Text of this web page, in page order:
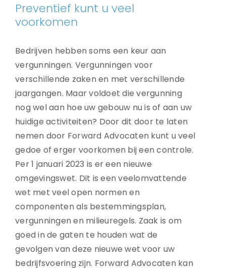
Preventief kunt u veel
voorkomen
Bedrijven hebben soms een keur aan
vergunningen. Vergunningen voor
verschillende zaken en met verschillende
jaargangen. Maar voldoet die vergunning
nog wel aan hoe uw gebouw nu is of aan uw
huidige activiteiten? Door dit door te laten
nemen door Forward Advocaten kunt u veel
gedoe of erger voorkomen bij een controle.
Per 1 januari 2023 is er een nieuwe
omgevingswet. Dit is een veelomvattende
wet met veel open normen en
componenten als bestemmingsplan,
vergunningen en milieuregels. Zaak is om
goed in de gaten te houden wat de
gevolgen van deze nieuwe wet voor uw
bedrijfsvoering zijn. Forward Advocaten kan